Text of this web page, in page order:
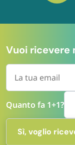
Vuoi ricevere
Quanto fa 1+1?